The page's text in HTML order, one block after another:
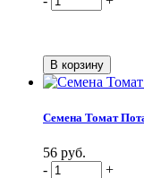
Семена Томат
56 руб.
-
+